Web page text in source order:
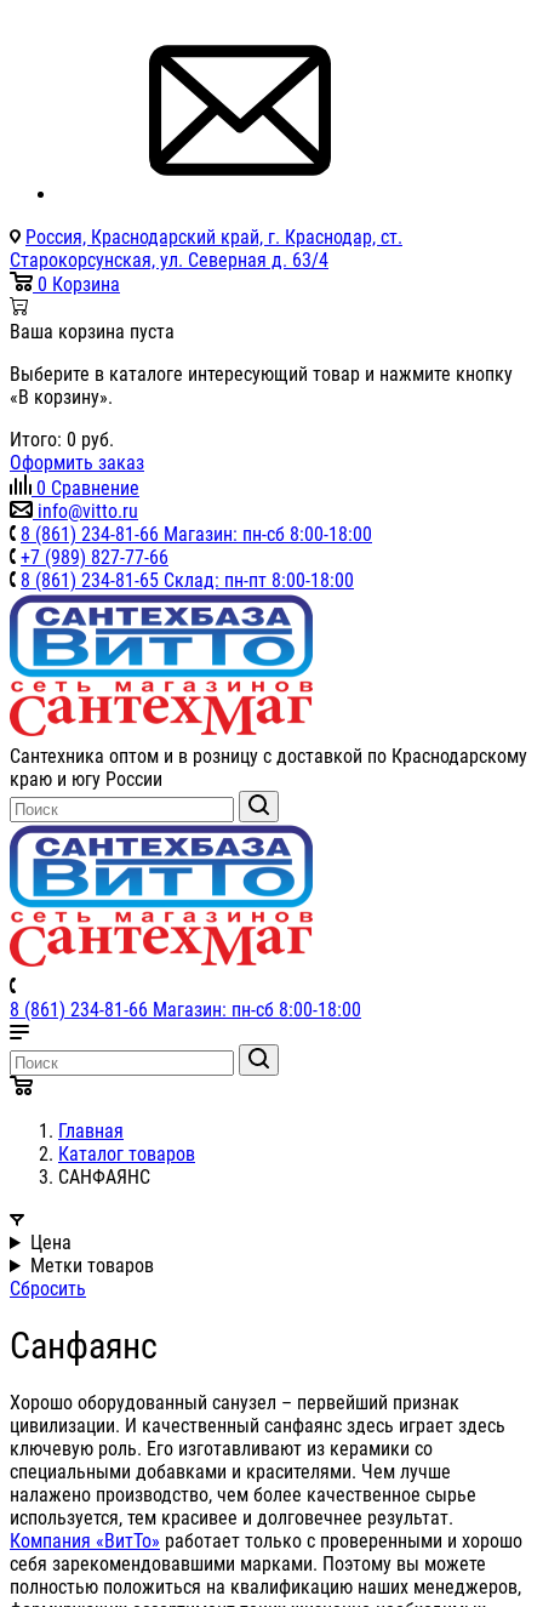
Россия, Краснодарский край, г. Краснодар, ст.
Старокорсунская, ул. Северная д. 63/4
0 Корзина
Ваша корзина пуста
Выберите в каталоге интересующий товар и нажмите кнопку
«В корзину».
Итого: 0 руб.
Оформить заказ
0 Сравнение
info@vitto.ru
8 (861) 234-81-66 Магазин: пн-сб 8:00-18:00
+7 (989) 827-77-66
8 (861) 234-81-65 Склад: пн-пт 8:00-18:00
Сантехника оптом и в розницу с доставкой по Краснодарскому
краю и югу России
8 (861) 234-81-66 Магазин: пн-сб 8:00-18:00
Главная
Каталог товаров
САНФАЯНС
Цена
Метки товаров
Сбросить
Санфаянс
Хорошо оборудованный санузел – первейший признак
цивилизации. И качественный санфаянс здесь играет здесь
ключевую роль. Его изготавливают из керамики со
специальными добавками и красителями. Чем лучше
налажено производство, чем более качественное сырье
используется, тем красивее и долговечнее результат.
Компания «ВитТо» работает только с проверенными и хорошо
себя зарекомендовавшими марками. Поэтому вы можете
полностью положиться на квалификацию наших менеджеров,